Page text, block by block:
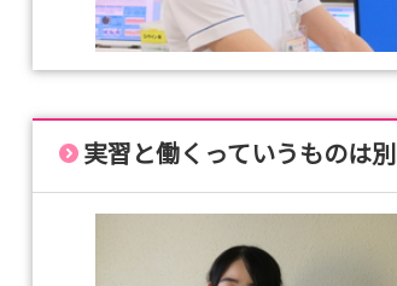
実習と働くっていうものは別